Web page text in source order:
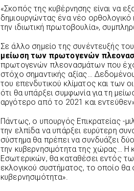
«Σκοπός της κυβέρνησης είναι να
δημιουργώντας ένα νέο ορθολογικό
την ιδιωτική πρωτοβουλία»,
Σε άλλο σημείο της συνέντευξής
μείωση των πρωτογενών
πρωτογενών πλεονασμάτων που
στόχο σημαντικής αξίας…
του επενδυτικού κλίματος και των
ότι θα υπάρξει συμφωνία για τη
αργότερο από το 2021 και
Πάντως, ο υπουργός Επικρατείας -
την ελπίδα να υπάρξει ευρύτερη
σύστημα θα πρέπει να συνδυάζει
την κυβερνησιμότητα της χώρας… Η
Εσωτερικών, θα καταθέσει εντός
εκλογικού συστήματος, το οποίο θα
κυβερνησιμότητα».